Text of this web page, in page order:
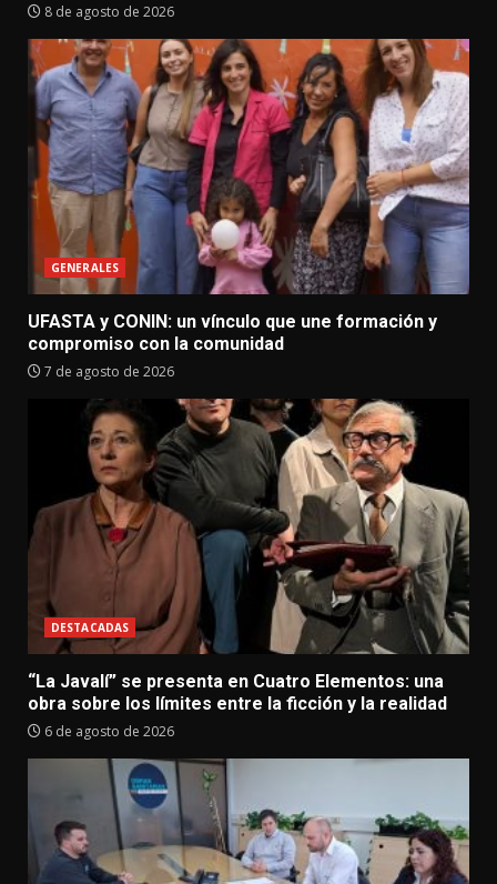
8 de agosto de 2026
GENERALES
UFASTA y CONIN: un vínculo que une formación y
compromiso con la comunidad
7 de agosto de 2026
DESTACADAS
“La Javalí” se presenta en Cuatro Elementos: una
obra sobre los límites entre la ficción y la realidad
6 de agosto de 2026